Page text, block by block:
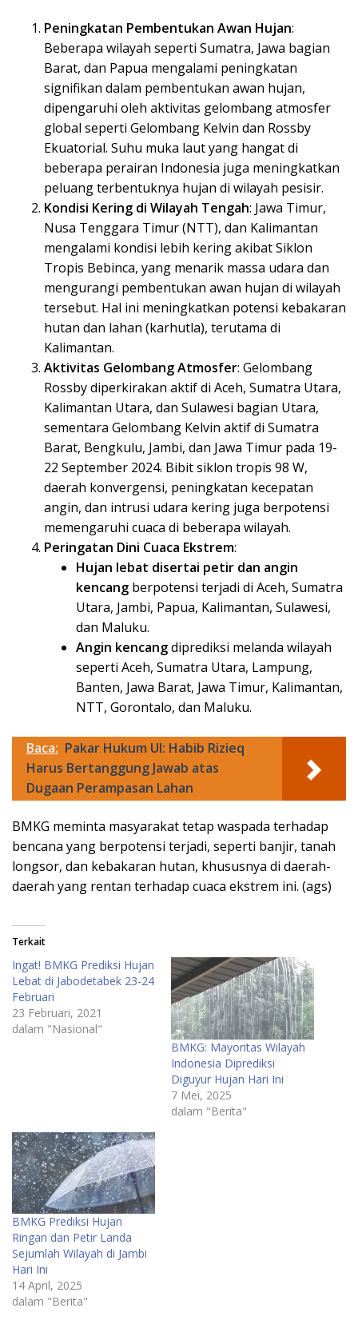
Peningkatan Pembentukan Awan Hujan:
Beberapa wilayah seperti Sumatra, Jawa bagian
Barat, dan Papua mengalami peningkatan
signifikan dalam pembentukan awan hujan,
dipengaruhi oleh aktivitas gelombang atmosfer
global seperti Gelombang Kelvin dan Rossby
Ekuatorial. Suhu muka laut yang hangat di
beberapa perairan Indonesia juga meningkatkan
peluang terbentuknya hujan di wilayah pesisir.
Kondisi Kering di Wilayah Tengah: Jawa Timur,
Nusa Tenggara Timur (NTT), dan Kalimantan
mengalami kondisi lebih kering akibat Siklon
Tropis Bebinca, yang menarik massa udara dan
mengurangi pembentukan awan hujan di wilayah
tersebut. Hal ini meningkatkan potensi kebakaran
hutan dan lahan (karhutla), terutama di
Kalimantan.
Aktivitas Gelombang Atmosfer: Gelombang
Rossby diperkirakan aktif di Aceh, Sumatra Utara,
Kalimantan Utara, dan Sulawesi bagian Utara,
sementara Gelombang Kelvin aktif di Sumatra
Barat, Bengkulu, Jambi, dan Jawa Timur pada 19-
22 September 2024. Bibit siklon tropis 98 W,
daerah konvergensi, peningkatan kecepatan
angin, dan intrusi udara kering juga berpotensi
memengaruhi cuaca di beberapa wilayah.
Peringatan Dini Cuaca Ekstrem:
Hujan lebat disertai petir dan angin
kencang berpotensi terjadi di Aceh, Sumatra
Utara, Jambi, Papua, Kalimantan, Sulawesi,
dan Maluku.
Angin kencangdiprediksi melanda wilayah
seperti Aceh, Sumatra Utara, Lampung,
Banten, Jawa Barat, Jawa Timur, Kalimantan,
NTT, Gorontalo, dan Maluku.
Baca: Pakar Hukum UI: Habib Rizieq
Harus Bertanggung Jawab atas
Dugaan Perampasan Lahan
BMKG meminta masyarakat tetap waspada terhadap
bencana yang berpotensi terjadi, seperti banjir, tanah
longsor, dan kebakaran hutan, khususnya di daerah-
daerah yang rentan terhadap cuaca ekstrem ini. (ags)
Terkait
Ingat! BMKG Prediksi Hujan
Lebat di Jabodetabek 23-24
Februari
23 Februari, 2021
dalam "Nasional"
BMKG: Mayoritas Wilayah
Indonesia Diprediksi
Diguyur Hujan Hari Ini
7 Mei, 2025
dalam "Berita"
BMKG Prediksi Hujan
Ringan dan Petir Landa
Sejumlah Wilayah di Jambi
Hari Ini
14 April, 2025
dalam "Berita"